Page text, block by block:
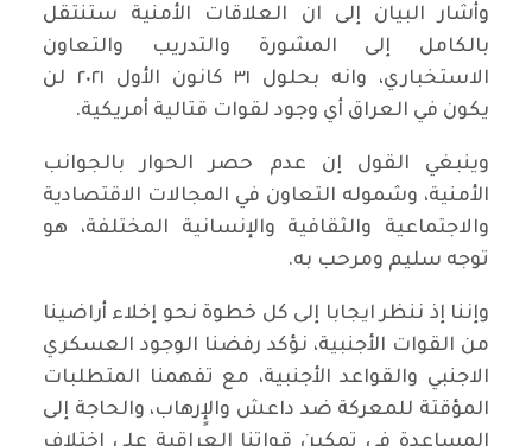
وأشار البيان إلى ان العلاقات الأمنية ستنتقل
بالكامل إلى المشورة والتدريب والتعاون
الاستخباري، وانه بحلول ٣١ كانون الأول ٢٠٢١ لن
يكون في العراق أي وجود لقوات قتالية أمريكية.
وينبغي القول إن عدم حصر الحوار بالجوانب
الأمنية، وشموله التعاون في المجالات الاقتصادية
والاجتماعية والثقافية والإنسانية المختلفة، هو
توجه سليم ومرحب به.
وإننا إذ ننظر ايجابا إلى كل خطوة نحو إخلاء أراضينا
من القوات الأجنبية، نؤكد رفضنا الوجود العسكري
الاجنبي والقواعد الأجنبية، مع تفهمنا المتطلبات
المؤقتة للمعركة ضد داعش والإٍرهاب، والحاجة إلى